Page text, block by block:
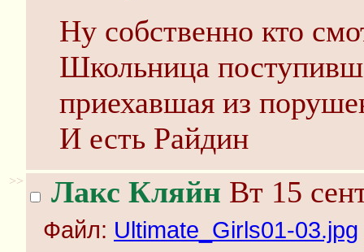
Ну собственно кто
Школьница
приехавшая из
И есть Райдин
>> Лакс Кляйн Вт 15
Файл: Ultimate_Girls01-03.jpg